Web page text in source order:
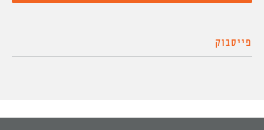
פייסבוק